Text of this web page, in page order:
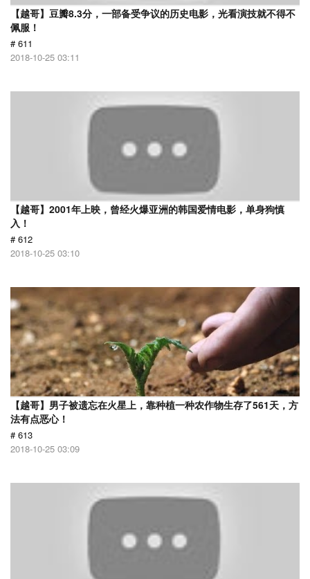
【越哥】豆瓣8.3分，一部备受争议的历史电影，光看演技就不得不
佩服！
# 611
2018-10-25 03:11
【越哥】2001年上映，曾经火爆亚洲的韩国爱情电影，单身狗慎
入！
# 612
2018-10-25 03:10
【越哥】男子被遗忘在火星上，靠种植一种农作物生存了561天，方
法有点恶心！
# 613
2018-10-25 03:09